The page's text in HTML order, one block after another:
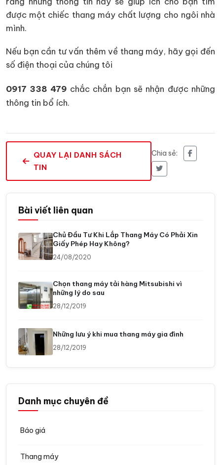
được một chiếc thang máy chất lượng cho ngôi nhà
mình.
Nếu bạn cần tư vấn thêm về thang máy, hãy gọi đến
số điện thoại của chúng tôi
0917 338 479 chắc chắn bạn sẽ nhận được những
thông tin bổ ích.
QUAY LẠI DANH SÁCH
TIN
Chia sẻ:
Bài viết liên quan
Chủ Đầu Tư Khi Lắp Thang Máy Có Phải Xin
Giấy Phép Hay Không?
24/08/2020
Chọn thang máy tải hàng Mitsubishi vì
những lý do sau
28/12/2019
Những lưu ý khi mua thang máy gia đình
28/12/2019
Danh mục chuyên đề
Báo giá
Thang máy